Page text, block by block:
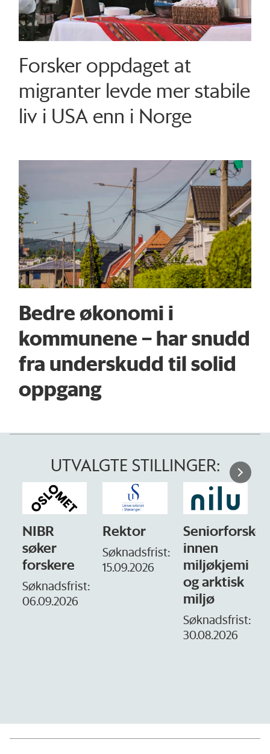
Forsker oppdaget at
migranter levde mer stabile
liv i USA enn i Norge
Bedre økonomi i
kommunene – har snudd
fra underskudd til solid
oppgang
UTVALGTE STILLINGER:
Rektor
Søknadsfrist:
15.09.2026
Seniorforsker
innen
miljøkjemi
Forskning.no
søker
– fast
Søknadsfrist:
16. august.